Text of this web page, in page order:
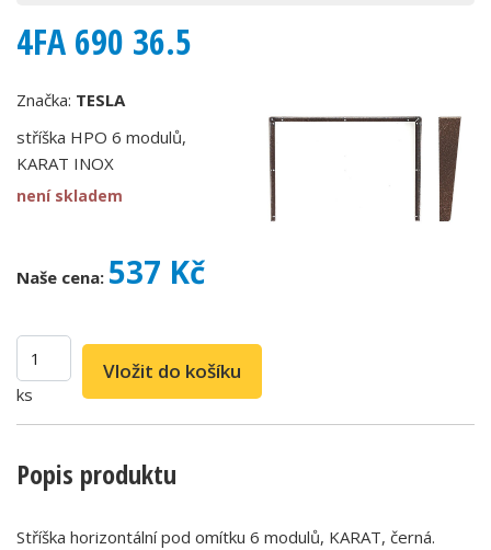
4FA 690 36.5
Značka: TESLA
stříška HPO 6 modulů,
KARAT INOX
není skladem
Naše cena: 537 Kč
ks
Popis produktu
Stříška horizontální pod omítku 6 modulů, KARAT, černá.